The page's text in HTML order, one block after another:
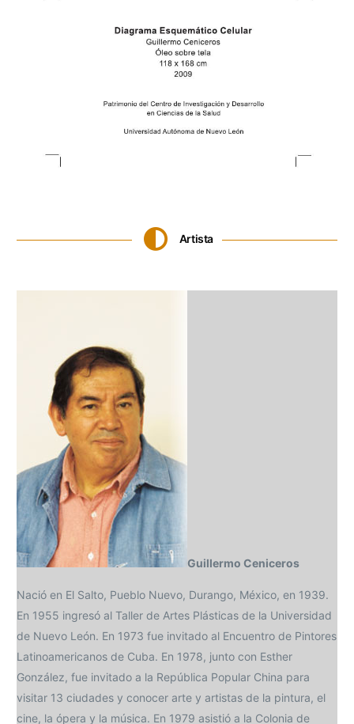
Artista
Guillermo Ceniceros
Nació en El Salto, Pueblo Nuevo, Durango, México, en 1939.
En 1955 ingresó al Taller de Artes Plásticas de la Universidad
de Nuevo León. En 1973 fue invitado al Encuentro de Pintores
Latinoamericanos de Cuba. En 1978, junto con Esther
González, fue invitado a la República Popular China para
visitar 13 ciudades y conocer arte y artistas de la pintura, el
cine, la ópera y la música. En 1979 asistió a la Colonia de